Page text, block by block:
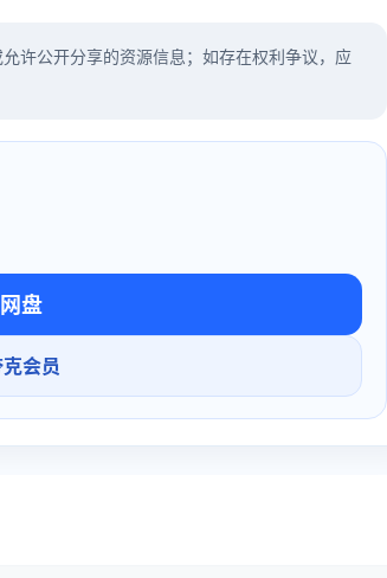
许公开分享的资源信息；如存在权利争议，应
盘
会员